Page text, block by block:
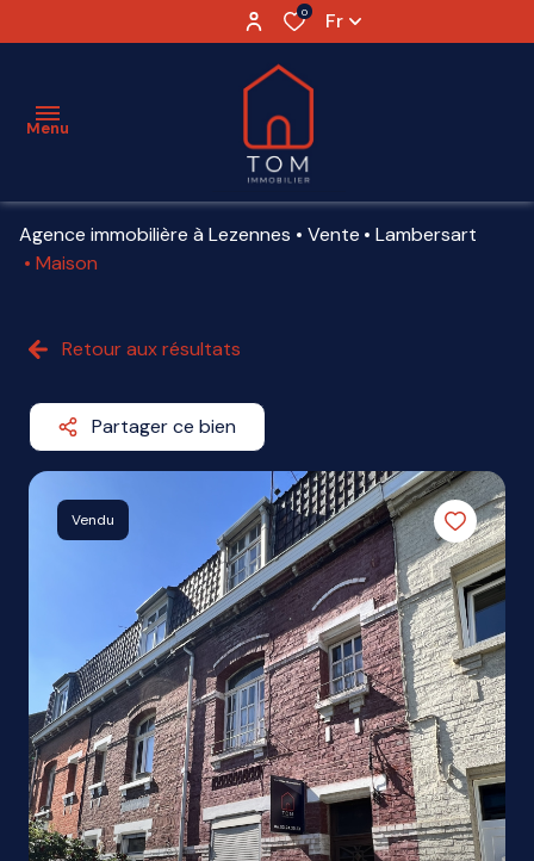
0 Fr
Menu
ESTIMATION
LOCATION
VENDU
PARTENAIRES
CONTACTER
Agence immobilière à Lezennes Vente
Lambersart
Maison
Retour aux résultats
Partager ce bien
Vendu